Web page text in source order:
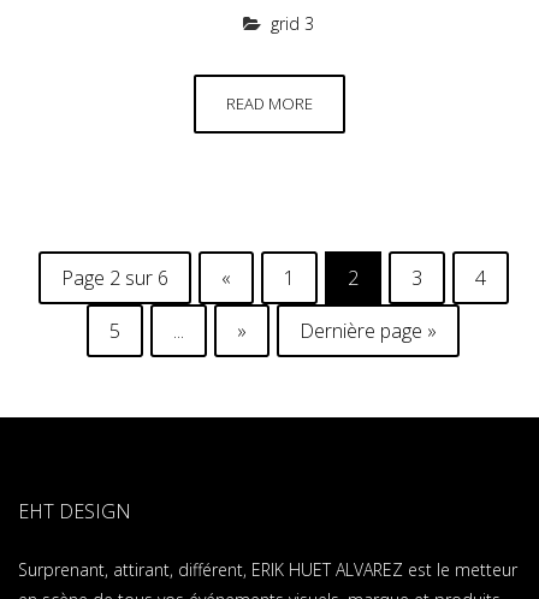
grid 3
READ MORE
Page 2 sur 6 « 1 2 3
4
5
... » Dernière page »
EHT DESIGN
Surprenant, attirant, différent, ERIK HUET ALVAREZ est le metteur